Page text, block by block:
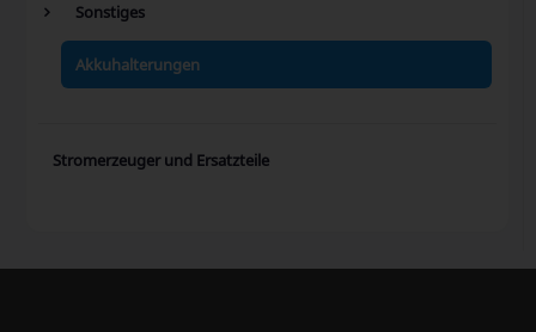
Sonstiges
Akkuhalterungen
Stromerzeuger und Ersatzteile